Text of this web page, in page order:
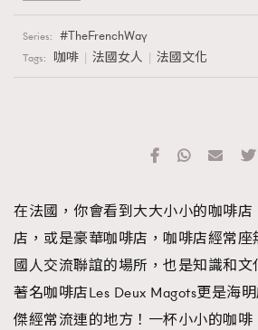
Series: TheFrenchWay
Tags: 咖啡 法國女人 法國文化
在法國，你會看到大大小小的咖啡
店，或是豪華咖啡店，咖啡店經常
國人交流聯誼的場所，也是知識和文
著名咖啡店Les Deux Magots更是海
傑經常流連的地方！一杯小小的咖啡